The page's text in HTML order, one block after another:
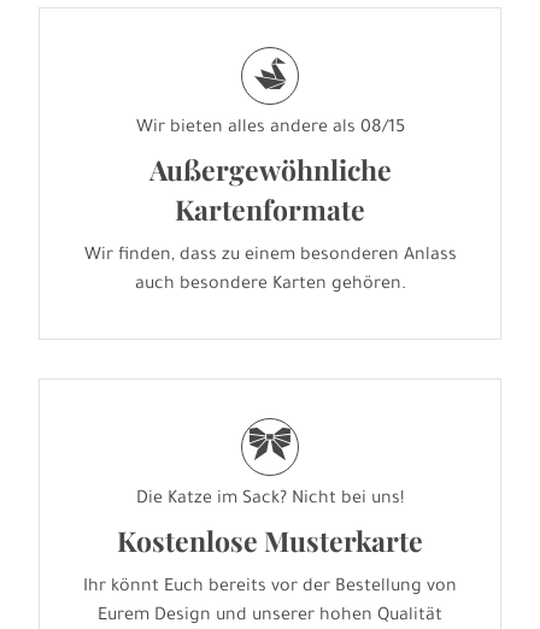
s
Wir bieten alles andere als 08/15
Außergewöhnliche
Kartenformate
Wir finden, dass zu einem besonderen Anlass
auch besondere Karten gehören.
r
Die Katze im Sack? Nicht bei uns!
Kostenlose Musterkarte
Ihr könnt Euch bereits vor der Bestellung von
Eurem Design und unserer hohen Qualität